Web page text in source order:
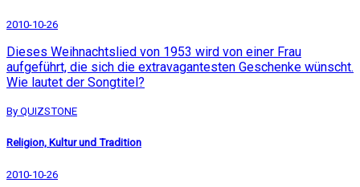
2010-10-26
Dieses Weihnachtslied von 1953 wird von einer Frau
aufgeführt, die sich die extravagantesten Geschenke wünscht.
Wie lautet der Songtitel?
By QUIZSTONE
Religion, Kultur und Tradition
2010-10-26